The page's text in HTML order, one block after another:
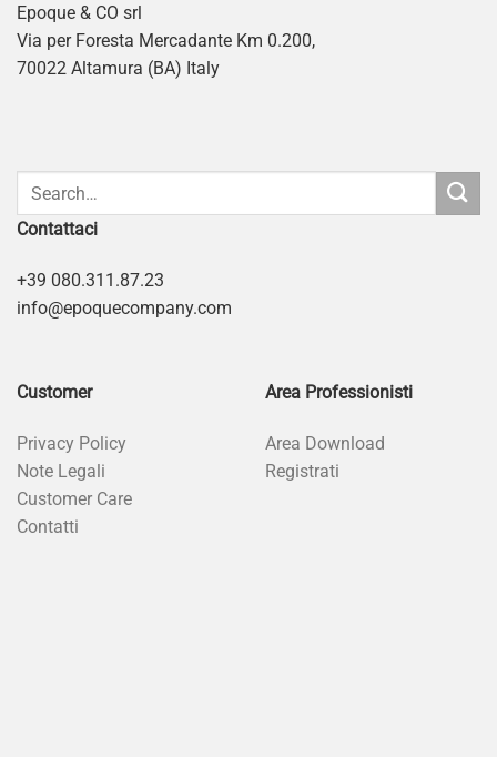
Epoque & CO srl
Via per Foresta Mercadante Km 0.200,
70022 Altamura (BA) Italy
Contattaci
+39 080.311.87.23
info@epoquecompany.com
Customer
Privacy Policy
Note Legali
Customer Care
Contatti
Area Professionisti
Area Download
Registrati